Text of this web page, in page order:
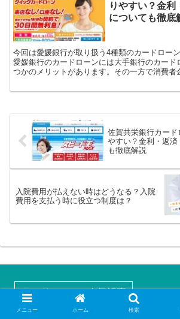
りやすい？金利
についても徹底
今回は愛媛銀行が取り扱う4種類のカードロー
愛媛銀行のカードローンには大手銀行のカード
つかのメリットがあります。その一方で消費者
佐賀共栄銀行カード
やすい？金利・返
も徹底解説
入院費用が払えない時はどうなる？入院
費用を支払う時に役立つ制度は？
カードローンの人気記事
メニュー ホーム 検索